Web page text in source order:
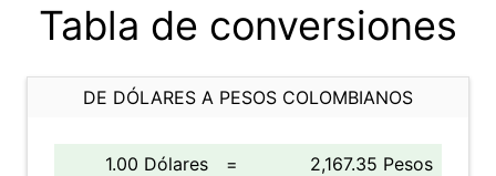
Tabla de conversiones
DE DÓLARES A PESOS COLOMBIANOS
1.00 Dólares =
2,167.35 Pesos